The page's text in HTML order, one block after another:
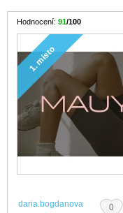
Hodnocení: 91/100
1. místo
0
daria.bogdanova